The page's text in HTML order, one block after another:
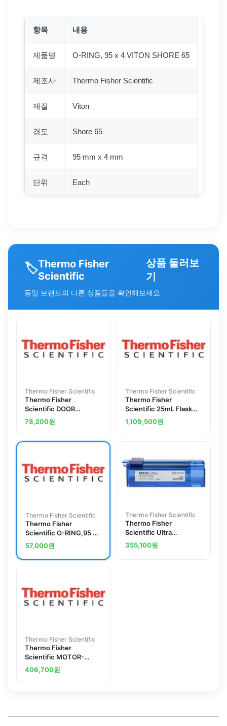
항목 내용
제품명 O-RING, 95 x 4 VITON SHORE 65
제조사 Thermo Fisher Scientific
재질 Viton
경도 Shore 65
규격 95 mm x 4 mm
단위 Each
🏷️Thermo Fisher
Scientific
상품 둘러보
기
동일 브랜드의 다른 상품들을 확인해보세요
Thermo Fisher Scientific
Thermo Fisher
Scientific DOOR
HANDLE SER 6000 L
78,200원
Thermo Fisher Scientific
Thermo Fisher
Scientific 25mL Flask
Tray for Precision Water
Baths, holds 18 clips
1,109,500원
Thermo Fisher Scientific
Thermo Fisher
Scientific O-RING,95 X
4 VITON SHORE 65
57,000원
Thermo Fisher Scientific
Thermo Fisher
Scientific Ultra
Disposable Microtome
Blades
355,100원
Thermo Fisher Scientific
Thermo Fisher
Scientific MOTOR-
CABINET FAN-BOD
406,700원